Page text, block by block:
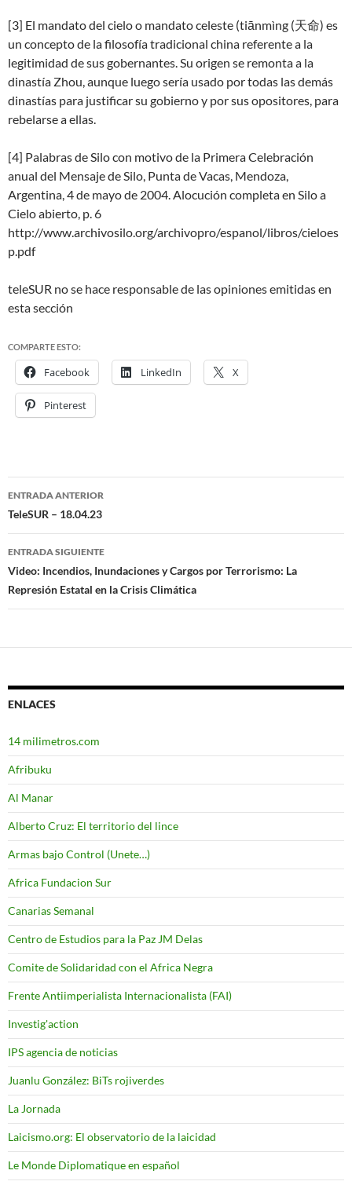
[3] El mandato del cielo o mandato celeste (tiānmìng (天命) es
un concepto de la filosofía tradicional china referente a la
legitimidad de sus gobernantes. Su origen se remonta a la
dinastía Zhou, aunque luego sería usado por todas las demás
dinastías para justificar su gobierno y por sus opositores, para
rebelarse a ellas.
[4] Palabras de Silo con motivo de la Primera Celebración
anual del Mensaje de Silo, Punta de Vacas, Mendoza,
Argentina, 4 de mayo de 2004. Alocución completa en Silo a
Cielo abierto, p. 6
http://www.archivosilo.org/archivopro/espanol/libros/cieloes
p.pdf
teleSUR no se hace responsable de las opiniones emitidas en
esta sección
COMPARTE ESTO:
Facebook LinkedIn X
Pinterest
Navegación
de
entradas
ENTRADA ANTERIOR
TeleSUR – 18.04.23
ENTRADA SIGUIENTE
Video: Incendios, Inundaciones y Cargos por Terrorismo: La
Represión Estatal en la Crisis Climática
ENLACES
14 milimetros.com
Afribuku
Al Manar
Alberto Cruz: El territorio del lince
Armas bajo Control (Unete…)
Africa Fundacion Sur
Canarias Semanal
Centro de Estudios para la Paz JM Delas
Comite de Solidaridad con el Africa Negra
Frente Antiimperialista Internacionalista (FAI)
Investig'action
IPS agencia de noticias
Juanlu González: BiTs rojiverdes
La Jornada
Laicismo.org: El observatorio de la laicidad
Le Monde Diplomatique en español